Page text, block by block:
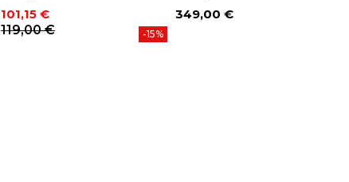
Prix
101,15 €
Prix de base
119,00 € -15%
Prix
349,00 €